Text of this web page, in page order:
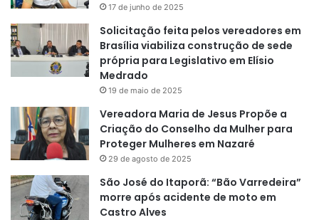
17 de junho de 2025
Solicitação feita pelos vereadores em
Brasília viabiliza construção de sede
própria para Legislativo em Elísio
Medrado
19 de maio de 2025
Vereadora Maria de Jesus Propõe a
Criação do Conselho da Mulher para
Proteger Mulheres em Nazaré
29 de agosto de 2025
São José do Itaporã: “Bão Varredeira”
morre após acidente de moto em
Castro Alves